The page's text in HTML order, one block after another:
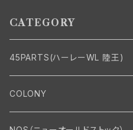
CATEGORY
45PARTS(ハーレーWL 陸王)
エンジン
エンジン・シリンダーヘッド
COLONY